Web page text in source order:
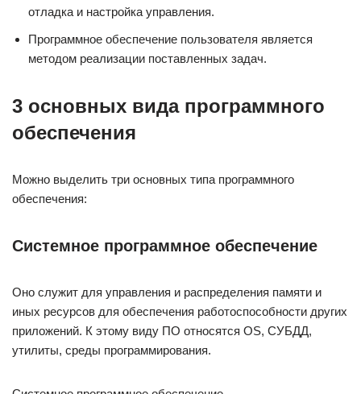
отладка и настройка управления.
Программное обеспечение пользователя является
методом реализации поставленных задач.
3 основных вида программного
обеспечения
Можно выделить три основных типа программного
обеспечения:
Системное программное обеспечение
Оно служит для управления и распределения памяти и
иных ресурсов для обеспечения работоспособности других
приложений. К этому виду ПО относятся OS, СУБДД,
утилиты, среды программирования.